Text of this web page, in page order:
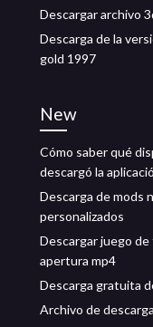
Descargar archivo
Descarga de la
gold 1997
New
Cómo saber qué
descargó la
Descarga de mods
personalizados
Descargar juego
apertura mp4
Descarga gratuita
Archivo de